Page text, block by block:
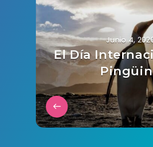
Junio 4,
El Día